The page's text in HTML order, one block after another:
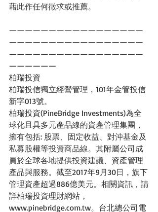
藉此作任何徵求或推薦。
—————————————————
—————————————————
—————————————————
——————
柏瑞投資
柏瑞投信獨立經營管理，101年金管投信
新字013號。
柏瑞投資(PineBridge Investments)為全
球化且具多元產品線的資產管理集團，
擁有包括: 股票、固定收益、對沖基金及
私募股權等投資商品線。其附屬公司成
員於全球各地提供投資建議、資產管理
產品與服務。截至2017年9月30日，旗下
管理資產超過886億美元。相關資訊，請
詳柏瑞投資理財網站，
www.pinebridge.com.tw。台北總公司電